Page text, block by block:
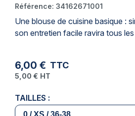
Référence: 34162671001
Une blouse de cuisine basique :
son entretien facile ravira tous
6,00 € TTC
5,00 € HT
TAILLES :